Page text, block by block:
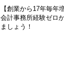
【創業から17年毎年
会計事務所経験ゼロ
ましょう！